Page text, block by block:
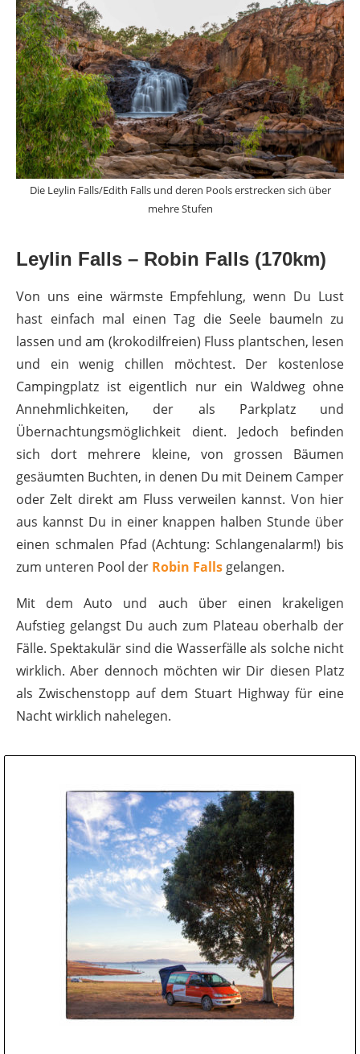
Die Leylin Falls/Edith Falls und deren Pools erstrecken sich über
mehre Stufen
Leylin Falls – Robin Falls (170km)
Von uns eine wärmste Empfehlung, wenn Du Lust
hast einfach mal einen Tag die Seele baumeln zu
lassen und am (krokodilfreien) Fluss plantschen, lesen
und ein wenig chillen möchtest. Der kostenlose
Campingplatz ist eigentlich nur ein Waldweg ohne
Annehmlichkeiten, der als Parkplatz und
Übernachtungsmöglichkeit dient. Jedoch befinden
sich dort mehrere kleine, von grossen Bäumen
gesäumten Buchten, in denen Du mit Deinem Camper
oder Zelt direkt am Fluss verweilen kannst. Von hier
aus kannst Du in einer knappen halben Stunde über
einen schmalen Pfad (Achtung: Schlangenalarm!) bis
zum unteren Pool der Robin Falls gelangen.
Mit dem Auto und auch über einen krakeligen
Aufstieg gelangst Du auch zum Plateau oberhalb der
Fälle. Spektakulär sind die Wasserfälle als solche nicht
wirklich. Aber dennoch möchten wir Dir diesen Platz
als Zwischenstopp auf dem Stuart Highway für eine
Nacht wirklich nahelegen.